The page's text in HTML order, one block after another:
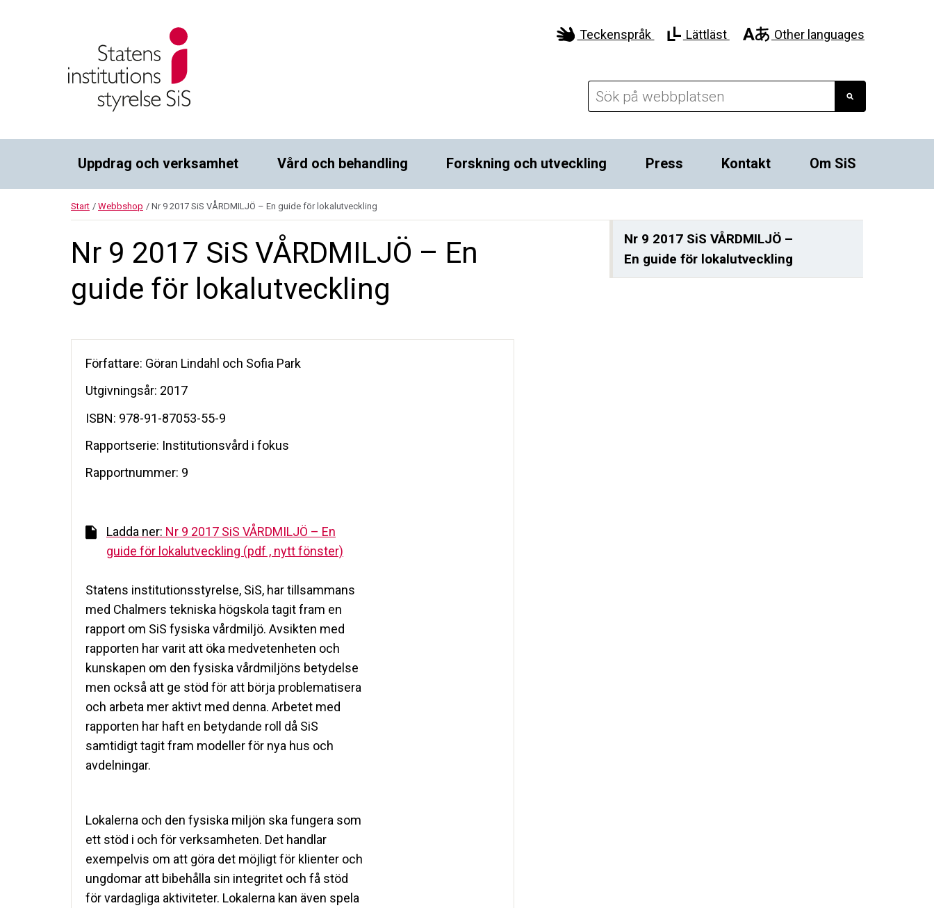
Teckenspråk Lättläst Other languages
Uppdrag och verksamhet Vård och behandling Forskning och utveckling Press Kontakt Om SiS
Start / Webbshop / Nr 9 2017 SiS VÅRDMILJÖ – En guide för lokalutveckling
Nr 9 2017 SiS VÅRDMILJÖ –
En guide för lokalutveckling
Nr 9 2017 SiS VÅRDMILJÖ – En
guide för lokalutveckling
Författare: Göran Lindahl och Sofia Park
Utgivningsår: 2017
ISBN: 978-91-87053-55-9
Rapportserie: Institutionsvård i fokus
Rapportnummer: 9
Ladda ner: Nr 9 2017 SiS VÅRDMILJÖ – En
guide för lokalutveckling (pdf , nytt fönster)
Statens institutionsstyrelse, SiS, har tillsammans
med Chalmers tekniska högskola tagit fram en
rapport om SiS fysiska vårdmiljö. Avsikten med
rapporten har varit att öka medvetenheten och
kunskapen om den fysiska vårdmiljöns betydelse
men också att ge stöd för att börja problematisera
och arbeta mer aktivt med denna. Arbetet med
rapporten har haft en betydande roll då SiS
samtidigt tagit fram modeller för nya hus och
avdelningar.
Lokalerna och den fysiska miljön ska fungera som
ett stöd i och för verksamheten. Det handlar
exempelvis om att göra det möjligt för klienter och
ungdomar att bibehålla sin integritet och få stöd
för vardagliga aktiviteter. Lokalerna kan även spela